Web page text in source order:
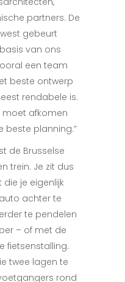
partners. De
gebeurt
van ons
een team
beste ontwerp
rendabele is.
moet afkomen
beste planning.”
de Brusselse
trein. Je zit dus
je eigenlijk
achter te
te pendelen
– of met de
fietsenstalling.
twee lagen te
rond